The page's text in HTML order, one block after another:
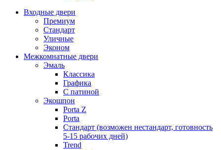
Входные двери
Премиум
Стандарт
Уличные
Эконом
Межкомнатные двери
Эмаль
Классика
Графика
С патиной
Экошпон
Porta Z
Porta
Стандарт (возможен нестандарт, готовность
5-15 рабочих дней)
Trend